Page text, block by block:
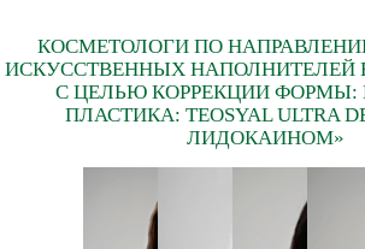
КОСМЕТОЛОГИ ПО
ИСКУССТВЕННЫХ НАПОЛНИТЕЛЕЙ
С ЦЕЛЬЮ КОРРЕКЦИИ ФОРМЫ:
ПЛАСТИКА: TEOSYAL ULTRA
ЛИДОКАИНОМ»